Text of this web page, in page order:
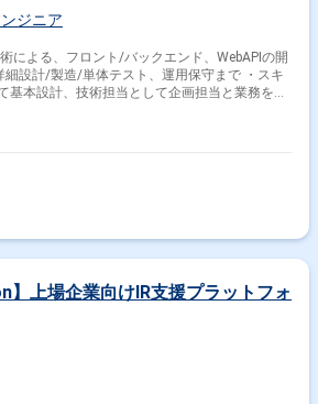
ジニア
による、フロント/バックエンド、WebAPIの開
設計/製造/単体テスト、運用保守まで ・スキ
基本設計、技術担当として企画担当と業務を検
】上場企業向けIR支援プラットフォ